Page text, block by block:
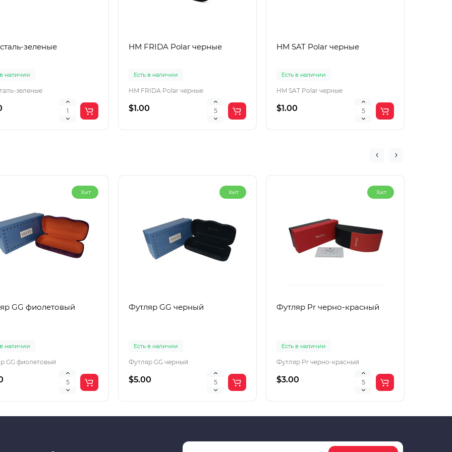
зеленые
наличии
зеленые
HM FRIDA Polar черные
Есть в наличии
HM FRIDA Polar черные
$1.00
HM SAT Polar черные
Есть в наличии
HM SAT Polar черные
$1.00
Хит
GG фиолетовый
наличии
GG фиолетовый
Хит
Футляр GG черный
Есть в наличии
Футляр GG черный
$5.00
Хит
Футляр Pr черно-красный
Есть в наличии
Футляр Pr черно-красный
$3.00